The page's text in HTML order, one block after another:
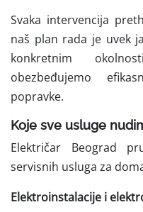
Svaka intervencija
naš plan rada je uvek
konkretnim
obezbeđujemo
popravke.
Koje sve usluge
Električar Beograd
servisnih usluga za
Elektroinstalacije i